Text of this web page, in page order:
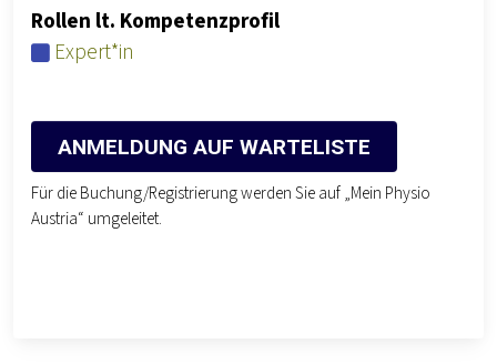
Rollen lt. Kompetenzprofil
Expert*in
ANMELDUNG AUF WARTELISTE
Für die Buchung/Registrierung werden Sie auf „Mein Physio
Austria“ umgeleitet.